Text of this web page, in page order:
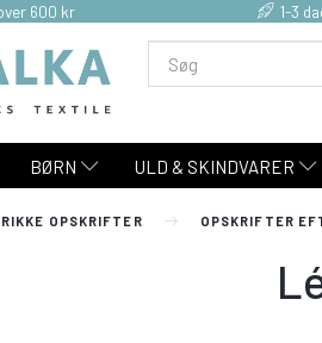
600 kr 1-3
BØRN ULD & SKINDVARER
OPSKRIFTER OPSKRIFTER